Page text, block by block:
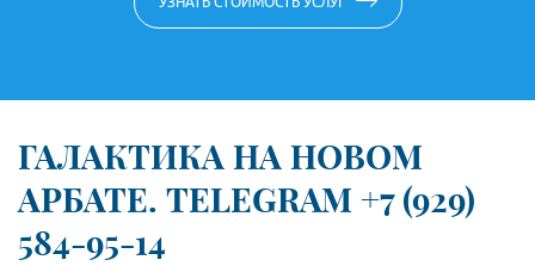
ГАЛАКТИКА НА НОВОМ
АРБАТЕ. TELEGRAM +7 (929)
584-95-14